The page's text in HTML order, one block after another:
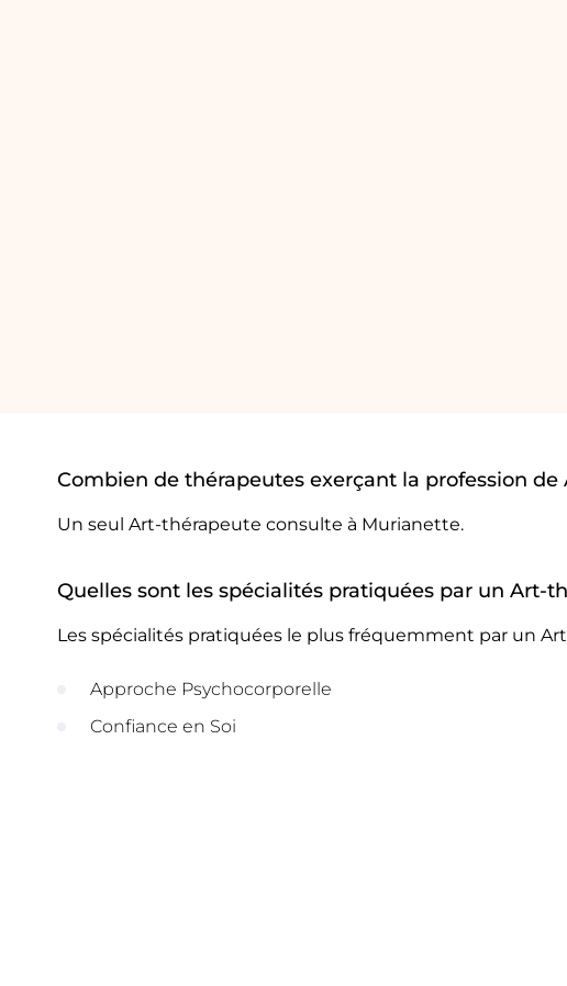
Combien de thérapeutes exerçant la profession
Un seul Art-thérapeute consulte à Murianette.
Quelles sont les spécialités pratiquées par un Art-
Les spécialités pratiquées le plus fréquemment par un
Approche Psychocorporelle
Confiance en Soi